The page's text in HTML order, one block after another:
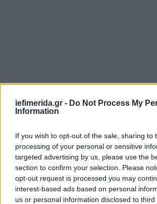
iefimerida.gr - Do Not Process My
Information
If you wish to opt-out of the sale, sharing to
processing of your personal or sensitive
targeted advertising by us, please use the
section to confirm your selection. Please
opt-out request is processed you may
interest-based ads based on personal
us or personal information disclosed to